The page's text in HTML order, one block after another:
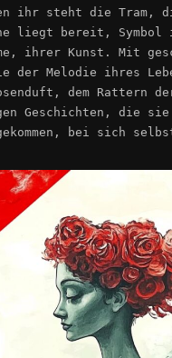
ihr steht die Tram,
liegt bereit, Symbol
ihrer Kunst. Mit
der Melodie ihres
dem Rattern
Geschichten, die sie
bei sich